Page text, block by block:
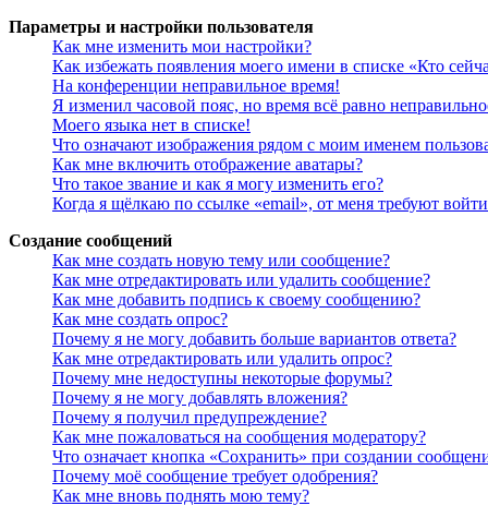
Параметры и настройки пользователя
Как мне изменить мои настройки?
Как избежать появления моего имени в списке «Кто
На конференции неправильное время!
Я изменил часовой пояс, но время всё равно
Моего языка нет в списке!
Что означают изображения рядом с моим именем
Как мне включить отображение аватары?
Что такое звание и как я могу изменить его?
Когда я щёлкаю по ссылке «email», от меня требуют
Создание сообщений
Как мне создать новую тему или сообщение?
Как мне отредактировать или удалить сообщение?
Как мне добавить подпись к своему сообщению?
Как мне создать опрос?
Почему я не могу добавить больше вариантов ответа?
Как мне отредактировать или удалить опрос?
Почему мне недоступны некоторые форумы?
Почему я не могу добавлять вложения?
Почему я получил предупреждение?
Как мне пожаловаться на сообщения модератору?
Что означает кнопка «Сохранить» при создании
Почему моё сообщение требует одобрения?
Как мне вновь поднять мою тему?